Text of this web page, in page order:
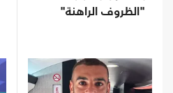
"الظروف الراهنة"